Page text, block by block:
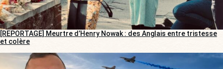
[REPORTAGE] Meurtre d’Henry Nowak : des Anglais entre tristesse
et colère